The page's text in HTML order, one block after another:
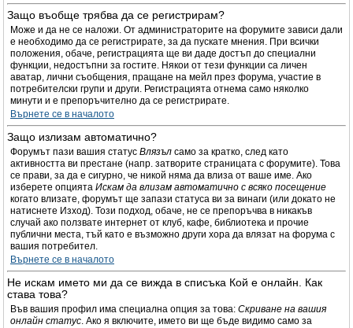
Защо въобще трябва да се регистрирам?
Може и да не се наложи. От администраторите на форумите зависи дали
е необходимо да се регистрирате, за да пускате мнения. При всички
положения, обаче, регистрацията ще ви даде достъп до специални
функции, недостъпни за гостите. Някои от тези функции са личен
аватар, лични съобщения, пращане на мейл през форума, участие в
потребителски групи и други. Регистрацията отнема само няколко
минути и е препоръчително да се регистрирате.
Върнете се в началото
Защо излизам автоматично?
Форумът пази вашия статус Влязъл само за кратко, след като
активността ви престане (напр. затворите страницата с форумите). Това
се прави, за да е сигурно, че никой няма да влиза от ваше име. Ако
изберете опцията Искам да влизам автоматично с всяко посещение
когато влизате, форумът ще запази статуса ви за винаги (или докато не
натиснете Изход). Този подход, обаче, не се препоръчва в никакъв
случай ако ползвате интернет от клуб, кафе, библиотека и прочие
публични места, тъй като е възможно други хора да влязат на форума с
вашия потребител.
Върнете се в началото
Не искам името ми да се вижда в списъка Кой е онлайн. Как
става това?
Във вашия профил има специална опция за това: Скриване на вашия
онлайн статус. Ако я включите, името ви ще бъде видимо само за